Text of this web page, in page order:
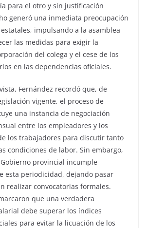
para el otro y sin justificación
generó una inmediata preocupación
impulsando a la asamblea
las medidas para exigir la
del colega y el cese de los
en las dependencias oficiales.
Fernández recordó que, de
vigente, el proceso de
una instancia de negociación
entre los empleadores y los
los trabajadores para discutir tanto
condiciones de labor. Sin embargo,
provincial incumple
esta periodicidad, dejando pasar
realizar convocatorias formales.
que una verdadera
debe superar los índices
para evitar la licuación de los